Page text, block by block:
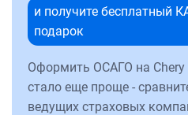
и получите бесплатный
подарок
Оформить ОСАГО на Chery
стало еще проще -
ведущих страховых